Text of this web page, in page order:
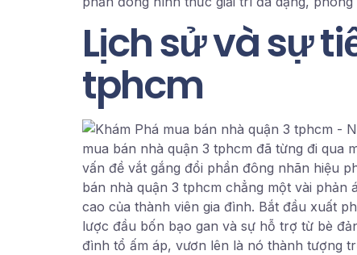
Lịch sử và sự
tphcm
mua bán nhà quận 3 tphcm đã từng đi qua
vấn đề vắt gắng đổi phần đông nhãn hiệu
bán nhà quận 3 tphcm chẳng một vài phản
cao của thành viên gia đình. Bắt đầu xuất
lược đầu bốn bạo gan và sự hỗ trợ từ bè
đình tổ ấm áp, vươn lên là nó thành tượng